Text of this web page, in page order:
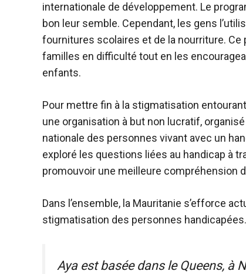
internationale de développement. Le
bon leur semble. Cependant, les gens
fournitures scolaires et de la nourriture.
familles en difficulté tout en les
enfants.
Pour mettre fin à la stigmatisation
une organisation à but non lucratif,
nationale des personnes vivant avec un
exploré les questions liées au handicap à
promouvoir une meilleure compréhension
Dans l’ensemble, la Mauritanie s’efforce
stigmatisation des personnes
Aya est basée dans le Queens, à